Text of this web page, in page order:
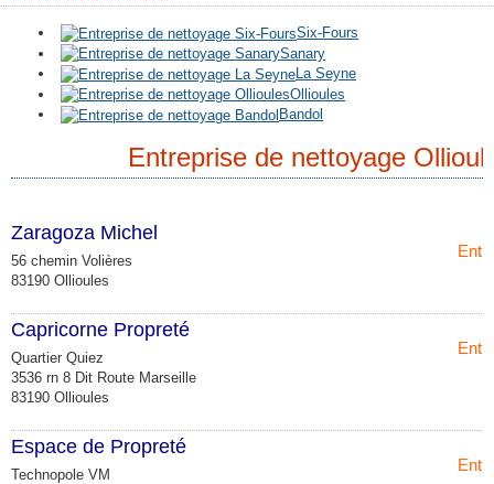
Six-Fours
Sanary
La Seyne
Ollioules
Bandol
Entreprise de nettoyage
Zaragoza Michel
56 chemin Volières
83190 Ollioules
Capricorne Propreté
Quartier Quiez
3536 rn 8 Dit Route Marseille
83190 Ollioules
Espace de Propreté
Technopole VM